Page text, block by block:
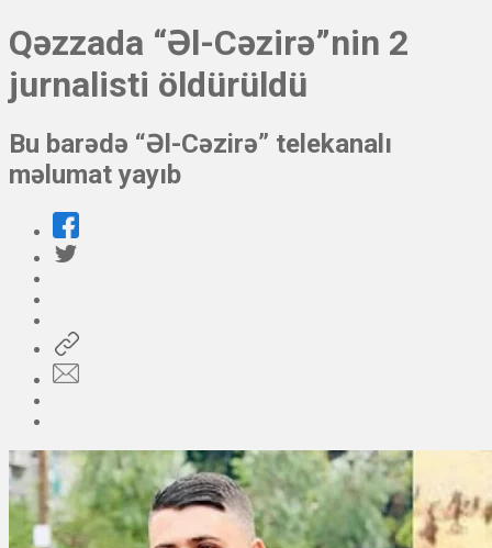
Qəzzada “Əl-Cəzirə”nin 2
jurnalisti öldürüldü
Bu barədə “Əl-Cəzirə” telekanalı
məlumat yayıb